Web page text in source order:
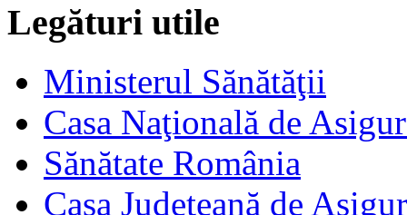
Legături utile
Ministerul Sănătăţii
Casa Naţională de
Sănătate România
Casa Judeţeană de